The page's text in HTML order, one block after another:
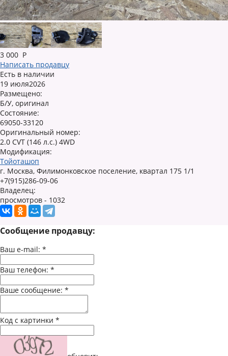
3 000 Р
Написать продавцу
Есть в наличии
19 июля2026
Размещено:
Б/У, оригинал
Состояние:
69050-33120
Оригинальный номер:
2.0 CVT (146 л.с.) 4WD
Модификация:
Тойоташоп
г. Москва, Филимонковское поселение, квартал 175 1/1
+7(915)286-09-06
Владелец:
просмотров - 1032
Сообщение продавцу:
Ваш e-mail: *
Ваш телефон: *
Ваше сообщение: *
Код с картинки *